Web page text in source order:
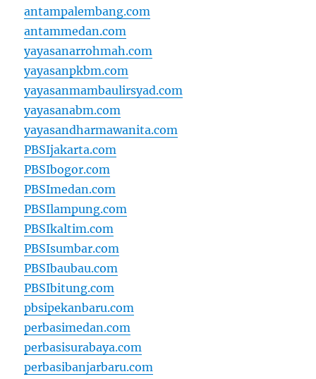
antampalembang.com
antammedan.com
yayasanarrohmah.com
yayasanpkbm.com
yayasanmambaulirsyad.com
yayasanabm.com
yayasandharmawanita.com
PBSIjakarta.com
PBSIbogor.com
PBSImedan.com
PBSIlampung.com
PBSIkaltim.com
PBSIsumbar.com
PBSIbaubau.com
PBSIbitung.com
pbsipekanbaru.com
perbasimedan.com
perbasisurabaya.com
perbasibanjarbaru.com